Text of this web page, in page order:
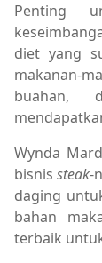
Penting
diet yang
makanan-
buahan,
Wynda
bisnissteak-
daging
bahan
terbaik